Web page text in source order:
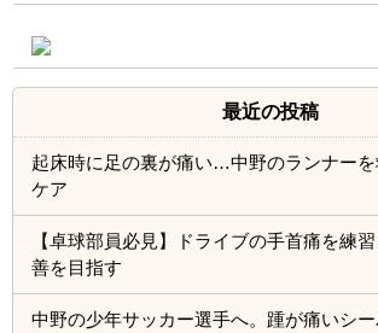
最近の投稿
起床時に足の裏が痛い…中野のランナー
ケア
【卓球部員必見】ドライブの手首痛を練
善を目指す
中野の少年サッカー選手へ。踵が痛いシ